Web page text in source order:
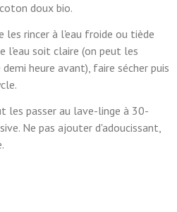
doux bio.
rincer à l'eau froide ou tiède
l'eau soit claire (on peut les
heure avant), faire sécher puis
les passer au lave-linge à 30-
Ne pas ajouter d'adoucissant,